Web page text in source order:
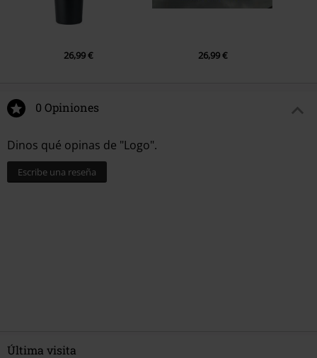
26,99 € 26,99 €
0 Opiniones
Dinos qué opinas de "Logo".
Escribe una reseña
Última visita